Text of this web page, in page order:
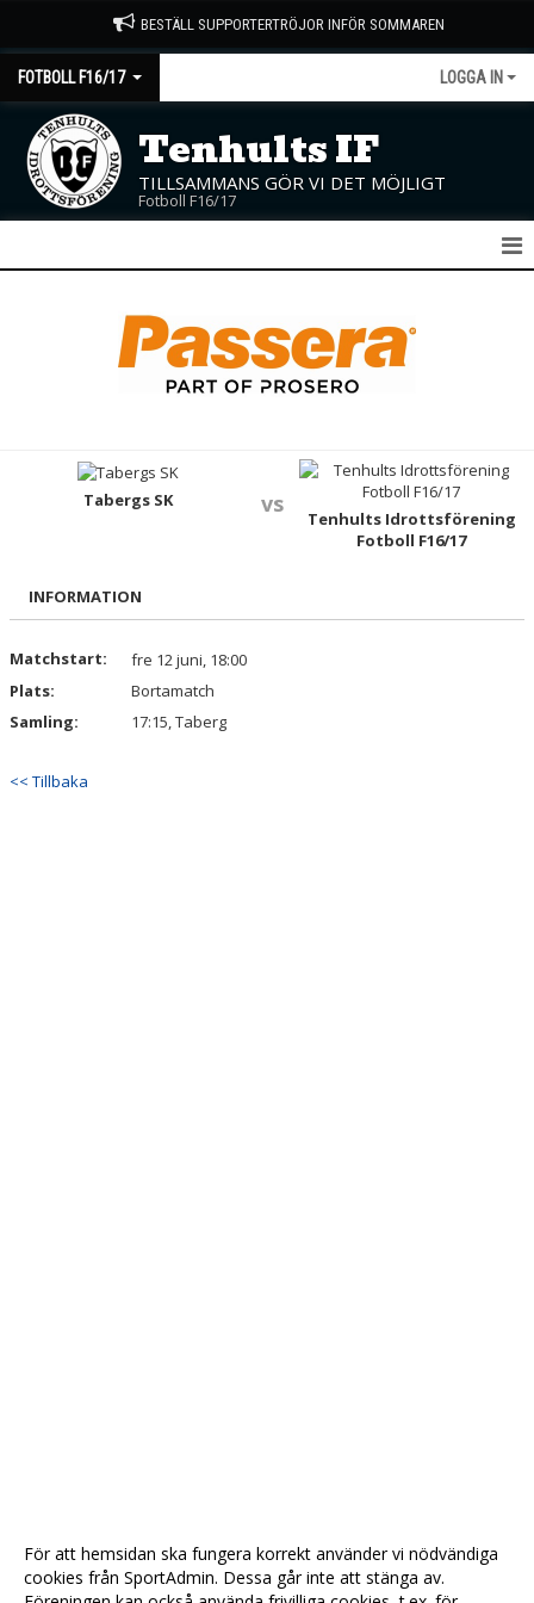
BESTÄLL SUPPORTERTRÖJOR INFÖR SOMMAREN
FOTBOLL F16/17 LOGGA IN
Tenhults IF
TILLSAMMANS GÖR VI DET MÖJLIGT
Fotboll F16/17
DOKUMENT
KONTAKT
Tabergs SK vs
Tenhults Idrottsförening
Fotboll F16/17
INFORMATION
Matchstart:
fre 12 juni, 18:00
Plats:
Bortamatch
Samling:
17:15, Taberg
<< Tillbaka
För att hemsidan ska fungera korrekt använder vi nödvändiga
cookies från SportAdmin. Dessa går inte att stänga av.